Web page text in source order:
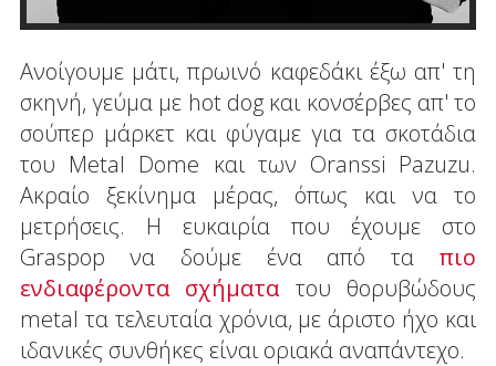
Ανοίγουμε μάτι, πρωινό καφεδάκι έξω απ' τη
σκηνή, γεύμα με hot dog και κονσέρβες απ' το
σούπερ μάρκετ και φύγαμε για τα σκοτάδια
του Metal Dome και των Oranssi Pazuzu.
Ακραίο ξεκίνημα μέρας, όπως και να το
μετρήσεις. Η ευκαιρία που έχουμε στο
Graspop να δούμε ένα από τα πιο
ενδιαφέροντα σχήματατου θορυβώδους
metal τα τελευταία χρόνια, με άριστο ήχο και
ιδανικές συνθήκες είναι οριακά αναπάντεχο.